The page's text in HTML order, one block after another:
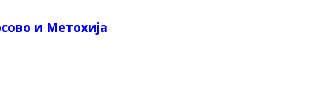
и Метохија